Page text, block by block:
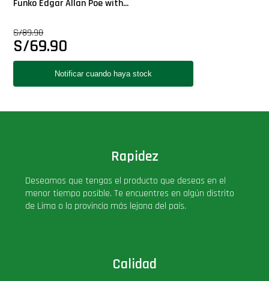
Gift Cards
Llaveros Pop
Moments
Movie Poster
PLUS!
Plush
Funko Edgar Allan Poe with...
S/89.90
S/69.90
Rapidez
Deseamos que tengas el producto que deseas en el
menor tiempo posible. Te encuentres en algún distrito
de Lima o la provincia más lejana del país.
Calidad